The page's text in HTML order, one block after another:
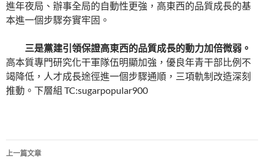
進年夜局、辦事全局的自動性更強，高東西的品質成長的基
本進一個步驟夯實牢固。
三是黨建引領保證高東西的品質成長的動力加倍微弱。
高本質專門研究化干軍隊伍明顯加強，優良年青干部比例不
竭降低，人才成長途徑進一個步驟通順，三項軌制改造深刻
推動。下層組 TC:sugarpopular900
文
上一篇文章